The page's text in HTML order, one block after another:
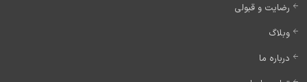
رضایت و قبولی
وبلاگ
درباره ما